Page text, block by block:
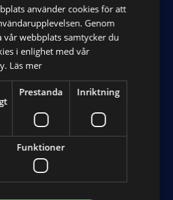
använder cookies för att
Genom
vår webbplats samtycker du
i enlighet med vår
Läs mer
Prestanda Inriktning
Funktioner